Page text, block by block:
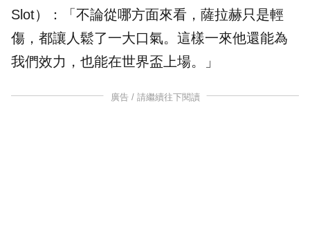
Slot）：「不論從哪方面來看，薩拉赫只是輕
傷，都讓人鬆了一大口氣。這樣一來他還能為
我們效力，也能在世界盃上場。」
廣告 / 請繼續往下閱讀